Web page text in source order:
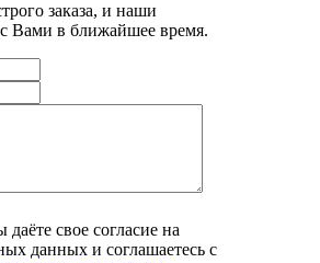
заказа, и наши
Вами в ближайшее время.
свое согласие на
данных и соглашаетесь с